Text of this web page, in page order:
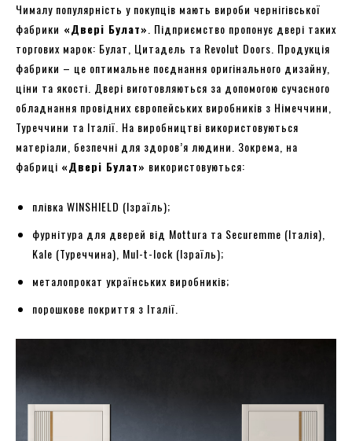
Чималу популярність у покупців мають вироби чернігівської
фабрики «Двері Булат». Підприємство пропонує двері таких
торгових марок: Булат, Цитадель та Revolut Doors. Продукція
фабрики – це оптимальне поєднання оригінального дизайну,
ціни та якості. Двері виготовляються за допомогою сучасного
обладнання провідних європейських виробників з Німеччини,
Туреччини та Італії. На виробництві використовуються
матеріали, безпечні для здоров’я людини. Зокрема, на
фабриці «Двері Булат» використовуються:
плівка WINSHIELD (Ізраїль);
фурнітура для дверей від Mottura та Securemme (Італія),
Kale (Туреччина), Mul-t-lock (Ізраїль);
металопрокат українських виробників;
порошкове покриття з Італії.